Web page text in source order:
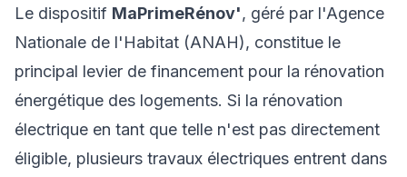
Le dispositif MaPrimeRénov', géré par l'Agence
Nationale de l'Habitat (ANAH), constitue le
principal levier de financement pour la rénovation
énergétique des logements. Si la rénovation
électrique en tant que telle n'est pas directement
éligible, plusieurs travaux électriques entrent dans